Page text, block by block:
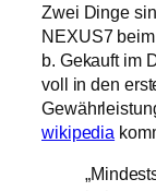
Zwei Dinge
NEXUS7
b. Gekauft im
voll in den
wikipedia